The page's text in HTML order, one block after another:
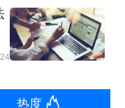
动精准锁定四
为避免“大水漫
：一是妨碍各
热度